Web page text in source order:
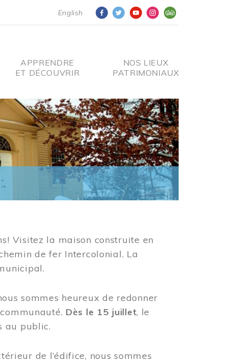
English
APPRENDRE
ET DÉCOUVRIR
NOS LIEUX
PATRIMONIAUX
Visitez la maison construite en
de fer Intercolonial. La
sommes heureux de redonner
Dès le 15 juillet, le
au public.
de l’édifice, nous sommes